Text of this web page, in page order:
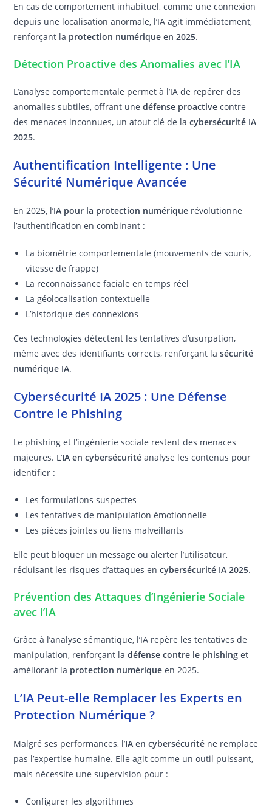
En cas de comportement inhabituel, comme une connexion
depuis une localisation anormale, l’IA agit immédiatement,
renforçant la protection numérique en 2025.
Détection Proactive des Anomalies avec l’IA
L’analyse comportementale permet à l’IA de repérer des
anomalies subtiles, offrant unedéfense proactive contre
des menaces inconnues, un atout clé de lacybersécurité IA
2025.
Authentification Intelligente : Une
Sécurité Numérique Avancée
En 2025, l’IA pour la protection numérique révolutionne
l’authentification en combinant :
La biométrie comportementale (mouvements de souris,
vitesse de frappe)
La reconnaissance faciale en temps réel
La géolocalisation contextuelle
L’historique des connexions
Ces technologies détectent les tentatives d’usurpation,
même avec des identifiants corrects, renforçant lasécurité
numérique IA.
Cybersécurité IA 2025 : Une Défense
Contre le Phishing
Le phishing et l’ingénierie sociale restent des menaces
majeures. L’IA en cybersécurité analyse les contenus pour
identifier :
Les formulations suspectes
Les tentatives de manipulation émotionnelle
Les pièces jointes ou liens malveillants
Elle peut bloquer un message ou alerter l’utilisateur,
réduisant les risques d’attaques encybersécurité IA 2025.
Prévention des Attaques d’Ingénierie Sociale
avec l’IA
Grâce à l’analyse sémantique, l’IA repère les tentatives de
manipulation, renforçant ladéfense contre le phishing et
améliorant la protection numérique en 2025.
L’IA Peut-elle Remplacer les Experts en
Protection Numérique ?
Malgré ses performances, l’IA en cybersécurité ne remplace
pas l’expertise humaine. Elle agit comme un outil puissant,
mais nécessite une supervision pour :
Configurer les algorithmes